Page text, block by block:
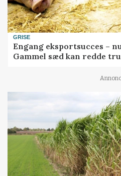
GRISE
Engang eksportsucces –
Gammel sæd kan redde